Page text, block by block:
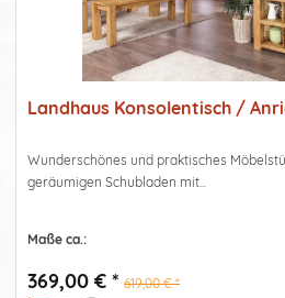
Landhaus Konsolentisch /
Wunderschönes und praktisches
geräumigen Schubladen mit...
Maße ca.:
369,00 € * 619,00 € *